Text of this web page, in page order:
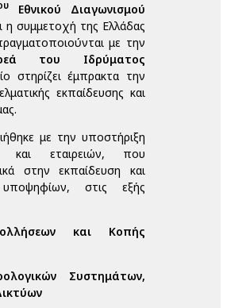
Εθνικού Διαγωνισμού
η συμμετοχή της Ελλάδας
με την
του Ιδρύματος
στηρίζει έμπρακτα την
εκπαίδευσης και
με την υποστήριξη
και εταιρειών, που
στην εκπαίδευση και
στις εξής
και Κοπής
Συστημάτων,